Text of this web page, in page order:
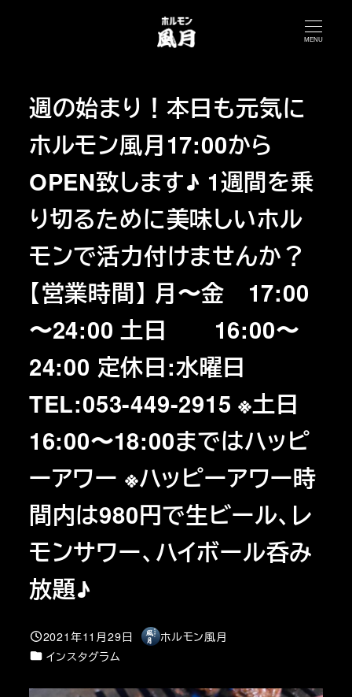
MENU
週の始まり！本日も元気に
ホルモン風月17:00から
OPEN致します♪ 1週間を乗
り切るために美味しいホル
モンで活力付けませんか？
【営業時間】 月〜金 17:00
〜24:00 土日 16:00〜
24:00 定休日:水曜日
TEL:053-449-2915 ※土日
16:00〜18:00まではハッピ
ーアワー ※ハッピーアワー時
間内は980円で生ビール、レ
モンサワー、ハイボール呑み
放題♪
投稿日
2021年11月29日
著
ホルモン風月
カテゴリー
インスタグラム